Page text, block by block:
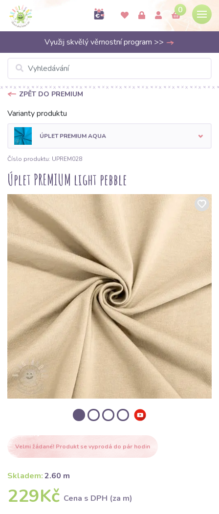
0
Využij skvělý věrnostní program >>
ZPĚT DO PREMIUM
Varianty produktu
ÚPLET PREMIUM AQUA
Číslo produktu: UPREM028
Úplet PREMIUM light pebble
Velmi žádané! Produkt se vyprodá do pár hodin
Skladem:2.60 m
229Kč Cena s DPH (za m)